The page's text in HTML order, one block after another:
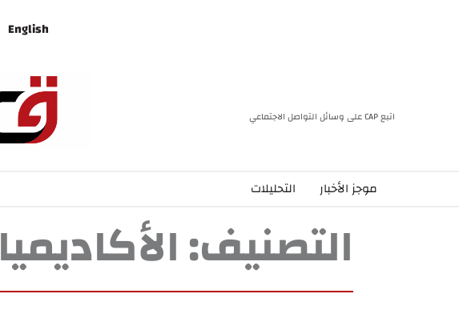
English
اتبع CAP على وسائل التواصل الاجتماعي
موجز الأخبار التحليلات
التصنيف:الأكاديميا